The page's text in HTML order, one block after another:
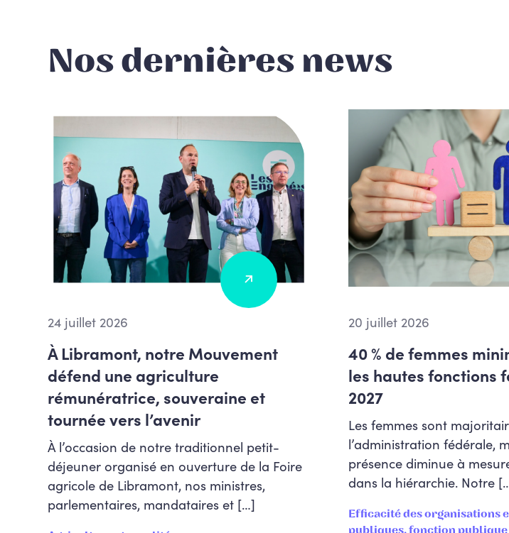
Nos dernières news
24 juillet 2026
À Libramont, notre Mouvement
défend une agriculture
rémunératrice, souveraine et
tournée vers l’avenir
À l’occasion de notre traditionnel petit-
déjeuner organisé en ouverture de la Foire
agricole de Libramont, nos ministres,
parlementaires, mandataires et […]
20 juillet 2026
40 % de femmes
les hautes fonctions
2027
Les femmes sont
l’administration fédérale,
présence diminue à
dans la hiérarchie. Notre
Efficacité des organisations